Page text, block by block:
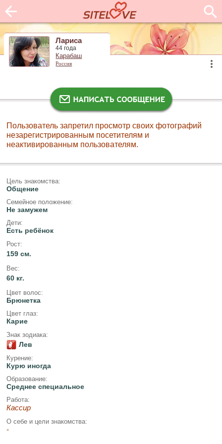
Лариса
44 года
Карабаш
Россия
Пользователь запретил просмотр своих фотографий
незарегистрированным посетителям и
неактивированным пользователям.
Цель знакомства:
Общение
Семейное положение:
Не замужем
Дети:
Есть ребёнок
Рост:
159 см.
Вес:
60 кг.
Цвет волос:
Брюнетка
Цвет глаз:
Карие
Знак зодиака:
Лев
Курение:
Курю иногда
Образование:
Среднее специальное
Работа:
Кассир
О себе и цели знакомства:
-